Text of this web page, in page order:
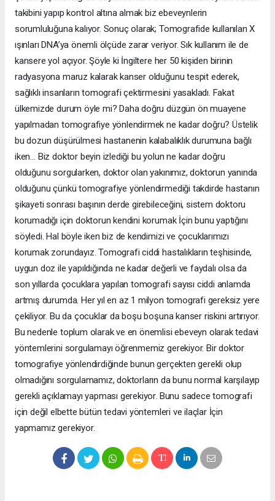
takibini yapıp kontrol altına almak biz ebeveynlerin
sorumluluğuna kalıyor. Sonuç olarak; Tomografide kullanılan X
ışınları DNA’ya önemli ölçüde zarar veriyor. Sık kullanım ile de
kansere yol açıyor. Şöyle ki İngiltere her 50 kişiden birinin
radyasyona maruz kalarak kanser olduğunu tespit ederek,
sağlıklı insanların tomografi çektirmesini yasakladı. Fakat
ülkemizde durum öyle mi? Daha doğru düzgün ön muayene
yapılmadan tomografiye yönlendirmek ne kadar doğru? Üstelik
bu dozun düşürülmesi hastanenin kalabalıklık durumuna bağlı
iken… Biz doktor beyin izlediği bu yolun ne kadar doğru
olduğunu sorgularken, doktor olan yakınımız, doktorun yanında
olduğunu çünkü tomografiye yönlendirmediği takdirde hastanın
şikayeti sonrası başının derde girebileceğini, sistem doktoru
korumadığı için doktorun kendini korumak İçin bunu yaptığını
söyledi. Hal böyle iken biz de kendimizi ve çocuklarımızı
korumak zorundayız. Tomografi ciddi hastalıkların teşhisinde,
uygun doz ile yapıldığında ne kadar değerli ve faydalı olsa da
son yıllarda çocuklara yapılan tomografi sayısı ciddi anlamda
artmış durumda. Her yıl en az 1 milyon tomografi gereksiz yere
çekiliyor. Bu da çocuklar da boşu boşuna kanser riskini artırıyor.
Bu nedenle toplum olarak ve en önemlisi ebeveyn olarak tedavi
yöntemlerini sorgulamayı öğrenmemiz gerekiyor. Bir doktor
tomografiye yönlendirdiğinde bunun gerçekten gerekli olup
olmadığını sorgulamamız, doktorların da bunu normal karşılayıp
gerekli açıklamayı yapması gerekiyor. Bunu sadece tomografi
için değil elbette bütün tedavi yöntemleri ve ilaçlar İçin
yapmamız gerekiyor.